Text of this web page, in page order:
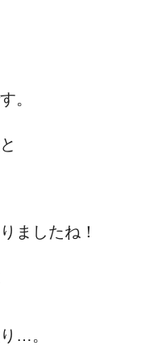
。
ましたね！
…。